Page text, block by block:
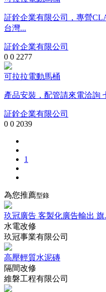
証銓企業有限公司，專營
台灣...
証銓企業有限公司
0 0 2277
可拉拉電動馬桶
產品安裝，配管請來電洽詢
証銓企業有限公司
0 0 2039
1
為您推薦型錄
玖冠廣告 客製化廣告輸出 旗
水電改修
玖冠事業有限公司
高壓輕質水泥磚
隔間改修
維磐工程有限公司